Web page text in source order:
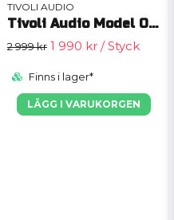
TIVOLI AUDIO
Tivoli Audio Model One BT
2 999 kr 1 990 kr / Styck
Finns i lager*
LÄGG I VARUKORGEN